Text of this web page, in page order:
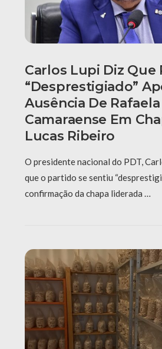
Carlos Lupi Diz Que
“desprestigiado”
Ausência De Rafaela
Camaraense Em
Lucas Ribeiro
O presidente nacional do PDT,
que o partido se sentiu
confirmação da chapa liderada …